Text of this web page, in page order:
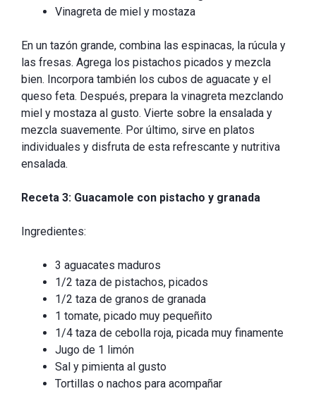
Vinagreta de miel y mostaza
En un tazón grande, combina las espinacas, la rúcula y
las fresas. Agrega los pistachos picados y mezcla
bien. Incorpora también los cubos de aguacate y el
queso feta. Después, prepara la vinagreta mezclando
miel y mostaza al gusto. Vierte sobre la ensalada y
mezcla suavemente. Por último, sirve en platos
individuales y disfruta de esta refrescante y nutritiva
ensalada.
Receta 3: Guacamole con pistacho y granada
Ingredientes:
3 aguacates maduros
1/2 taza de pistachos, picados
1/2 taza de granos de granada
1 tomate, picado muy pequeñito
1/4 taza de cebolla roja, picada muy finamente
Jugo de 1 limón
Sal y pimienta al gusto
Tortillas o nachos para acompañar